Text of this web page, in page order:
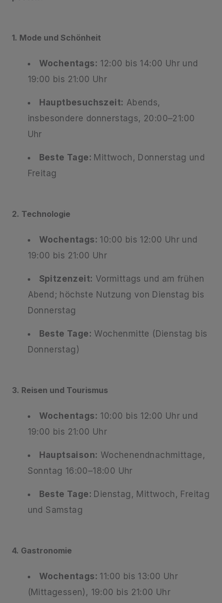
1. Mode und Schönheit
Wochentags: 12:00 bis 14:00 Uhr und
19:00 bis 21:00 Uhr
Hauptbesuchszeit: Abends,
insbesondere donnerstags, 20:00–21:00
Uhr
Beste Tage: Mittwoch, Donnerstag und
Freitag
2. Technologie
Wochentags: 10:00 bis 12:00 Uhr und
19:00 bis 21:00 Uhr
Spitzenzeit: Vormittags und am frühen
Abend; höchste Nutzung von Dienstag bis
Donnerstag
Beste Tage: Wochenmitte (Dienstag bis
Donnerstag)
3. Reisen und Tourismus
Wochentags: 10:00 bis 12:00 Uhr und
19:00 bis 21:00 Uhr
Hauptsaison: Wochenendnachmittage,
Sonntag 16:00–18:00 Uhr
Beste Tage: Dienstag, Mittwoch, Freitag
und Samstag
4. Gastronomie
Wochentags: 11:00 bis 13:00 Uhr
(Mittagessen), 19:00 bis 21:00 Uhr